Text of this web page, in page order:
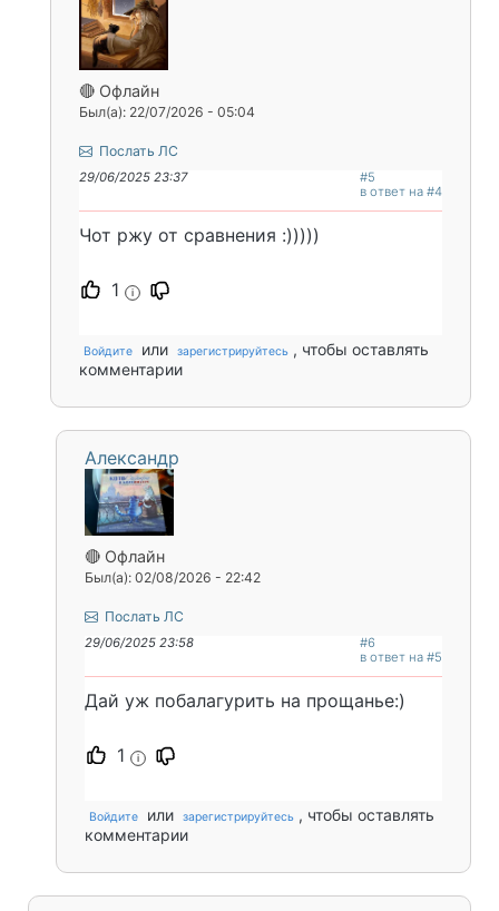
🔴 Офлайн
Был(а): 22/07/2026 - 05:04
Послать ЛС
29/06/2025 23:37
#5
в ответ на #4
Чот ржу от сравнения :)))))
1 i
Войдите или зарегистрируйтесь , чтобы оставлять
комментарии
Александр
🔴 Офлайн
Был(а): 02/08/2026 - 22:42
Послать ЛС
29/06/2025 23:58
#6
в ответ на #5
Дай уж побалагурить на прощанье:)
1 i
Войдите или зарегистрируйтесь , чтобы оставлять
комментарии